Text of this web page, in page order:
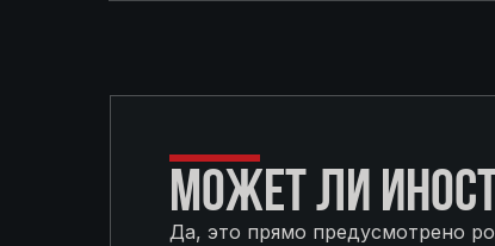
МОЖЕТ ЛИ
Да, это прямо предусмотрено